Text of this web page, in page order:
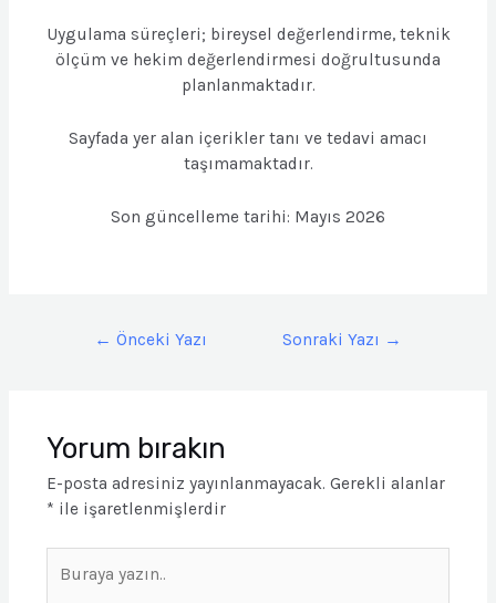
Uygulama süreçleri; bireysel değerlendirme, teknik
ölçüm ve hekim değerlendirmesi doğrultusunda
planlanmaktadır.
Sayfada yer alan içerikler tanı ve tedavi amacı
taşımamaktadır.
Son güncelleme tarihi: Mayıs 2026
← Önceki Yazı Sonraki Yazı →
Yorum bırakın
E-posta adresiniz yayınlanmayacak. Gerekli alanlar
* ile işaretlenmişlerdir
yazın..